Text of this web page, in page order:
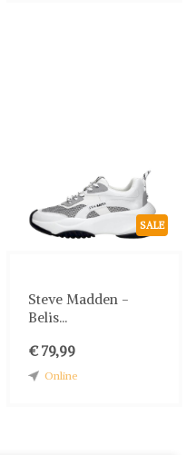
SALE
Steve Madden -
Belis...
€ 79,99
Online